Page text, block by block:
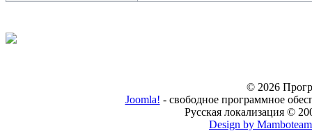
© 2026
Joomla! - свободное программное
Русская локализация ©
Design by